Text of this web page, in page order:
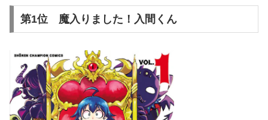
第1位 魔入りました！入間くん